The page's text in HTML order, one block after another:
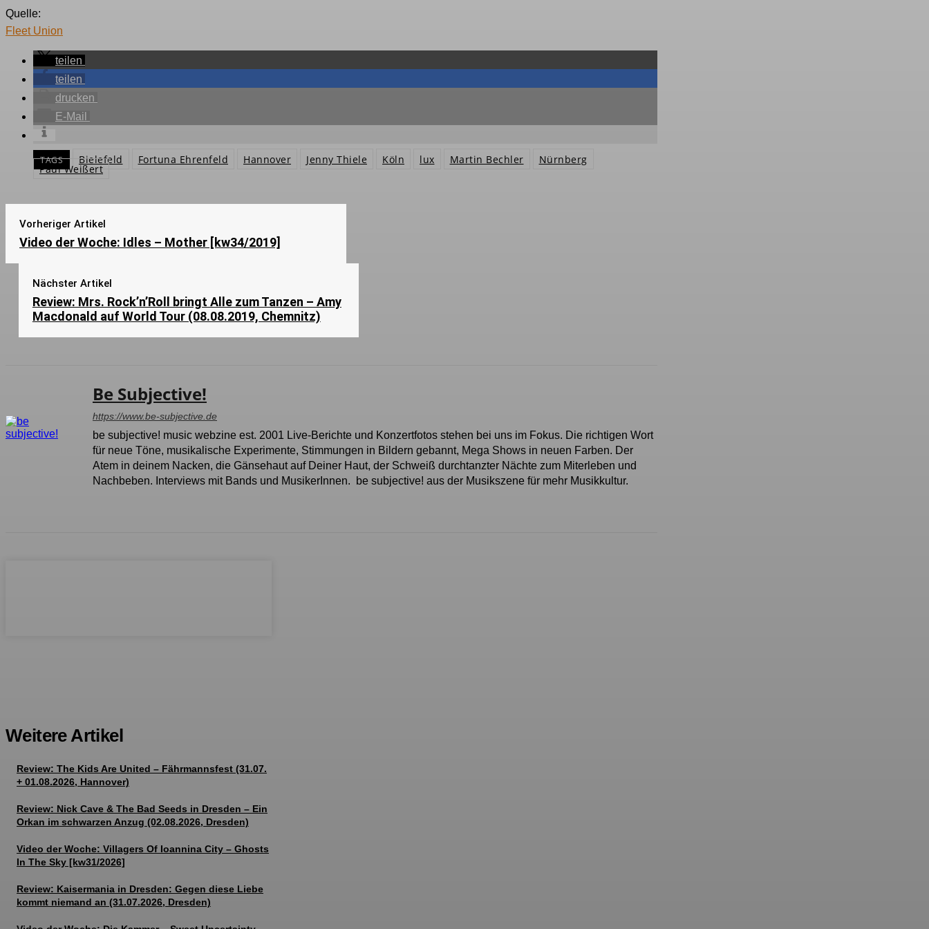
Quelle:
Fleet Union
teilen
teilen
drucken
E-Mail
TAGS Bielefeld Fortuna Ehrenfeld Hannover Jenny Thiele Köln lux Martin Bechler Nürnberg
Paul Weißert
Vorheriger Artikel
Video der Woche: Idles – Mother [kw34/2019]
Nächster Artikel
Review: Mrs. Rock’n’Roll bringt Alle zum Tanzen – Amy
Macdonald auf World Tour (08.08.2019, Chemnitz)
Be Subjective!
https://www.be-subjective.de
be subjective! music webzine est. 2001 Live-Berichte und Konzertfotos stehen bei uns im Fokus. Die richtigen Wort
für neue Töne, musikalische Experimente, Stimmungen in Bildern gebannt, Mega Shows in neuen Farben. Der
Atem in deinem Nacken, die Gänsehaut auf Deiner Haut, der Schweiß durchtanzter Nächte zum Miterleben und
Nachbeben. Interviews mit Bands und MusikerInnen. be subjective! aus der Musikszene für mehr Musikkultur.
Weitere Artikel
Review: The Kids Are United – Fährmannsfest (31.07.
+ 01.08.2026, Hannover)
Review: Nick Cave & The Bad Seeds in Dresden – Ein
Orkan im schwarzen Anzug (02.08.2026, Dresden)
Video der Woche: Villagers Of Ioannina City – Ghosts
In The Sky [kw31/2026]
Review: Kaisermania in Dresden: Gegen diese Liebe
kommt niemand an (31.07.2026, Dresden)